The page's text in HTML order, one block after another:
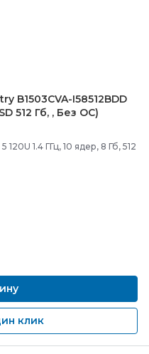
B1503CVA-I58512BDD
512 Гб, , Без ОС)
1.4 ГГц, 10 ядер, 8 Гб, 512
клик